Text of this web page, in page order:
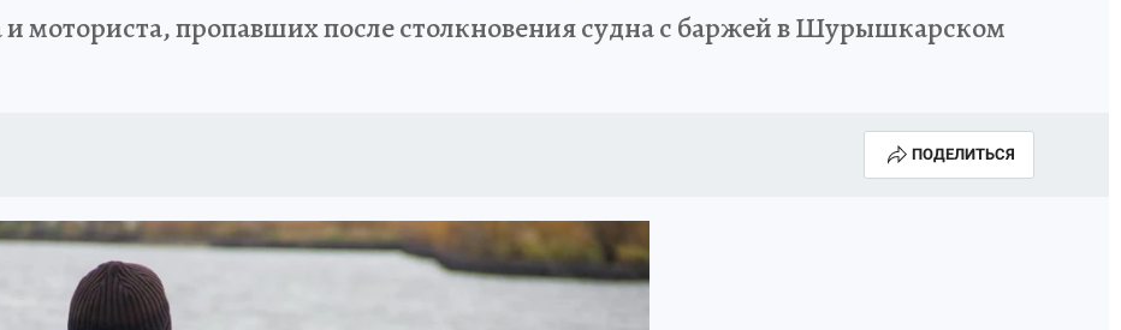
моториста, пропавших после столкновения судна с баржей в Шурышкарском
ПОДЕЛИТЬСЯ